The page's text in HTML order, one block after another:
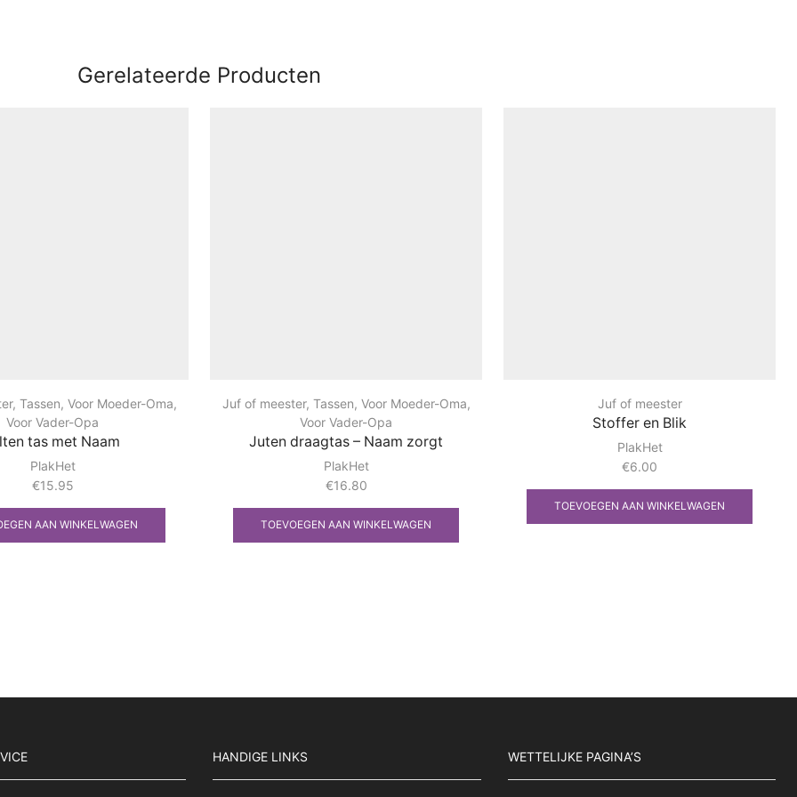
Gerelateerde Producten
, Tassen, Voor Moeder-Oma,
Voor Vader-Opa
tas met Naam
PlakHet
€15.95
AAN WINKELWAGEN
Juf of meester, Tassen, Voor Moeder-Oma,
Voor Vader-Opa
Juten draagtas – Naam zorgt
PlakHet
€16.80
TOEVOEGEN AAN WINKELWAGEN
Juf of meester
Stoffer en Blik
PlakHet
€6.00
TOEVOEGEN AAN WINKELWAGEN
HANDIGE LINKS WETTELIJKE PAGINA’S